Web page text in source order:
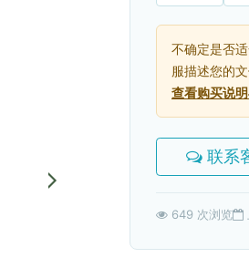
不确定是否
服描述您的
查看购买说
联系
649 次浏览